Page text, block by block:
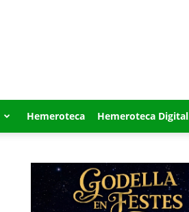
Hemeroteca Hemeroteca Digital